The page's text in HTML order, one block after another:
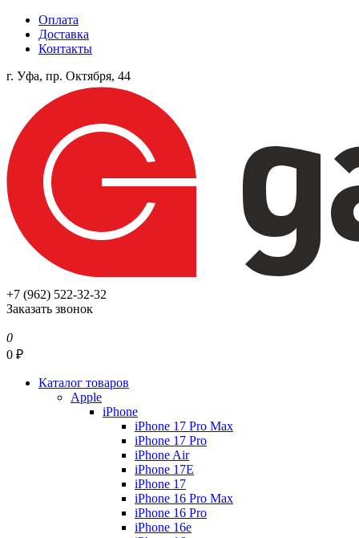
Оплата
Доставка
Контакты
г. Уфа, пр. Октября, 44
+7 (962) 522-32-32
Заказать звонок
0
0 ₽
Каталог товаров
Apple
iPhone
iPhone 17 Pro Max
iPhone 17 Pro
iPhone Air
iPhone 17E
iPhone 17
iPhone 16 Pro Max
iPhone 16 Pro
iPhone 16e